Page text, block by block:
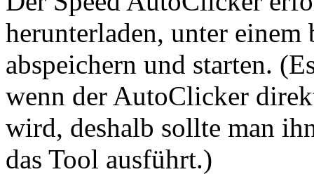
herunterladen, unter
abspeichern und starten.
wenn der AutoClicker
wird, deshalb sollte man
das Tool ausführt.)